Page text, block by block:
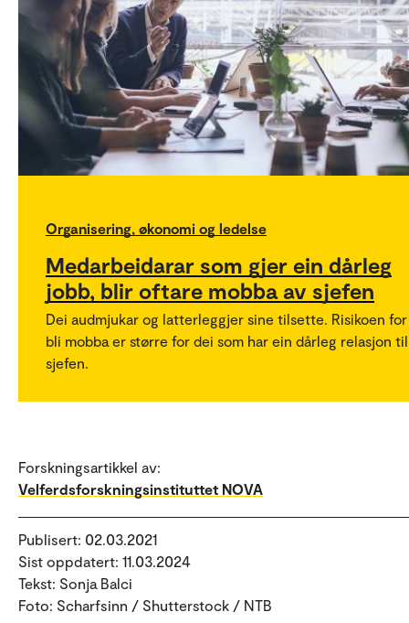
Organisering, økonomi og ledelse
Medarbeidarar som gjer ein dårleg
jobb, blir oftare mobba av sjefen
Dei audmjukar og latterleggjer sine tilsette. Risikoen for
bli mobba er større for dei som har ein dårleg relasjon til
sjefen.
Forskningsartikkel av:
Velferdsforskningsinstituttet NOVA
Publisert: 02.03.2021
Sist oppdatert: 11.03.2024
Tekst: Sonja Balci
Foto: Scharfsinn / Shutterstock / NTB